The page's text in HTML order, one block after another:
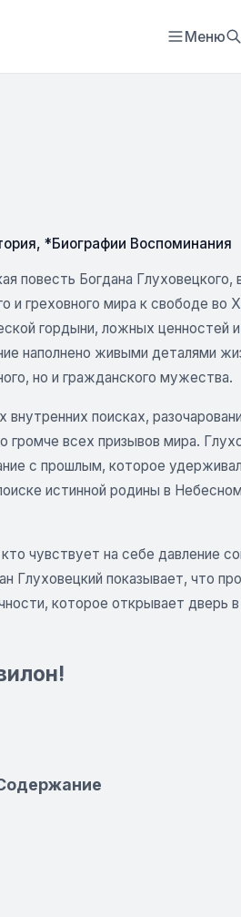
Меню
, *Биографии Воспоминания
повесть Богдана Глуховецкого,
греховного мира к свободе во
гордыни, ложных ценностей и
наполнено живыми деталями
но и гражданского мужества.
поисках,
всех призывов мира.
с прошлым, которое
истинной родины в
чувствует на себе давление
Глуховецкий показывает, что
которое открывает дверь